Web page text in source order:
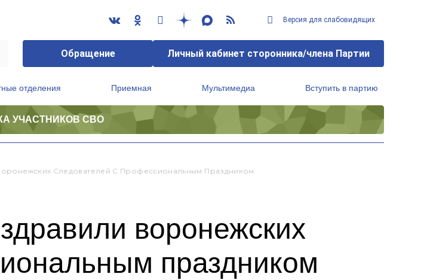
Версия для слабовидящих
Обращение Личный кабинет сторонника/члена Партии
отделения Приемная Мультимедиа Вступить в партию
УЧАСТНИКОВ СВО
Следователей С Профессиональным Праздником
воронежских
праздником